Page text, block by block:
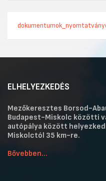
ELHELYEZKEDÉS
Mezőkeresztes Borsod-
Budapest-Miskolc közötti
autópálya között
Miskolctól 35 km-re.
Bővebben...